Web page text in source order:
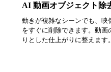
AI 動画オブジェクト除
動きが複雑なシーンでも、映
をすぐに削除できます。動画
りとした仕上がりに整えます。